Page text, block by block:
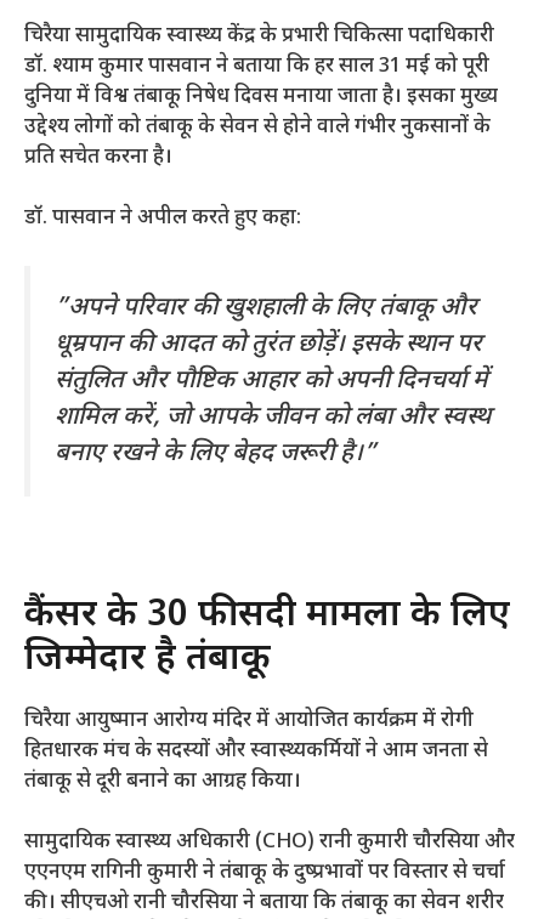
​चिरैया सामुदायिक स्वास्थ्य केंद्र के प्रभारी चिकित्सा पदाधिकारी
डॉ. श्याम कुमार पासवान ने बताया कि हर साल 31 मई को पूरी
दुनिया में विश्व तंबाकू निषेध दिवस मनाया जाता है। इसका मुख्य
उद्देश्य लोगों को तंबाकू के सेवन से होने वाले गंभीर नुकसानों के
प्रति सचेत करना है।
​डॉ. पासवान ने अपील करते हुए कहा:
​”अपने परिवार की खुशहाली के लिए तंबाकू और
धूम्रपान की आदत को तुरंत छोड़ें। इसके स्थान पर
संतुलित और पौष्टिक आहार को अपनी दिनचर्या में
शामिल करें, जो आपके जीवन को लंबा और स्वस्थ
बनाए रखने के लिए बेहद जरूरी है।”
​कैंसर के 30 फीसदी मामलों के लिए
जिम्मेदार है तंबाकू
​चिरैया आयुष्मान आरोग्य मंदिर में आयोजित कार्यक्रम में रोगी
हितधारक मंच के सदस्यों और स्वास्थ्यकर्मियों ने आम जनता से
तंबाकू से दूरी बनाने का आग्रह किया।
​सामुदायिक स्वास्थ्य अधिकारी (CHO) रानी कुमारी चौरसिया और
एएनएम रागिनी कुमारी ने तंबाकू के दुष्प्रभावों पर विस्तार से चर्चा
की। सीएचओ रानी चौरसिया ने बताया कि तंबाकू का सेवन शरीर